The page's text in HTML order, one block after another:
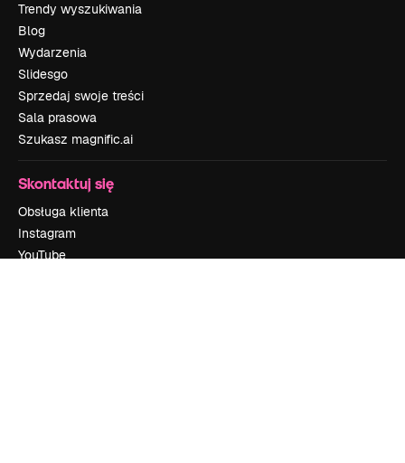
Trendy wyszukiwania
Blog
Wydarzenia
Slidesgo
Sprzedaj swoje treści
Sala prasowa
Szukasz magnific.ai
Skontaktuj się
Obsługa klienta
Instagram
YouTube